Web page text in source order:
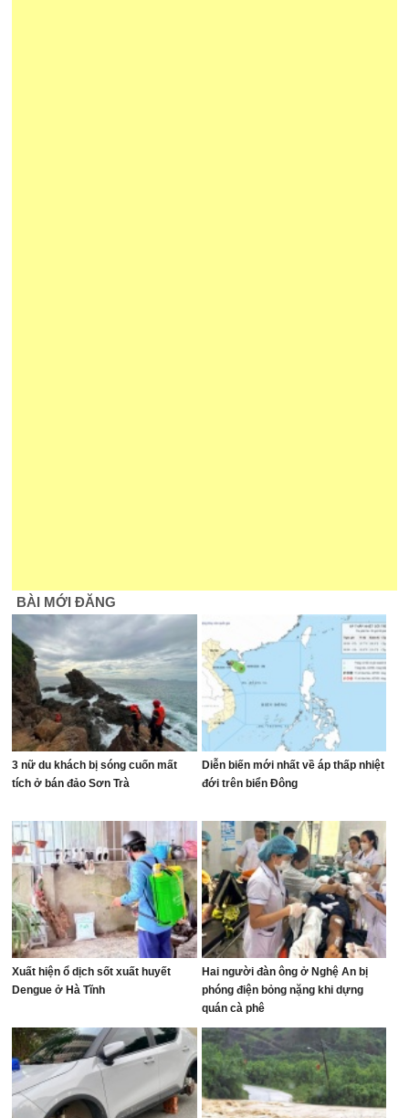
BÀI MỚI ĐĂNG
3 nữ du khách bị sóng cuốn mất
tích ở bán đảo Sơn Trà
Diễn biến mới nhất về áp thấp nhiệt
đới trên biển Đông
Xuất hiện ổ dịch sốt xuất huyết
Dengue ở Hà Tĩnh
Hai người đàn ông ở Nghệ An bị
phóng điện bỏng nặng khi dựng
quán cà phê